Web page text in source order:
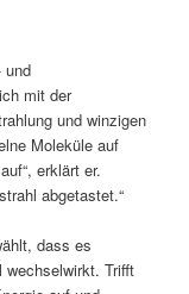
und
mit der
und winzigen
Moleküle auf
erklärt er.
abgetastet.“
dass es
Trifft